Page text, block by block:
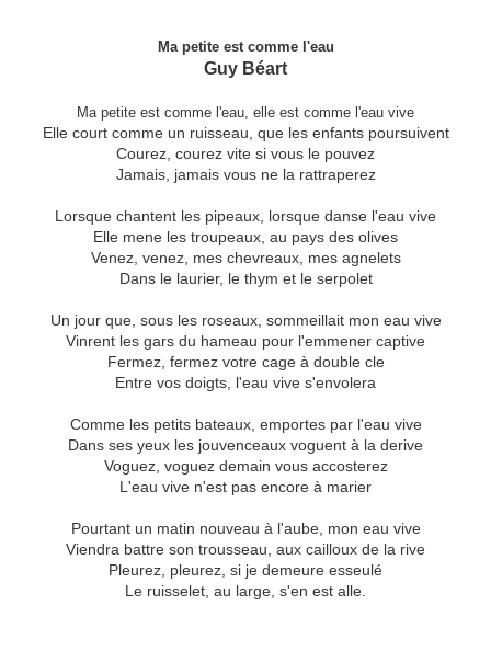
Ma petite est comme l'eau
Guy Béart
Ma petite est comme l'eau, elle est comme l'eau vive
Elle court comme un ruisseau, que les enfants poursuivent
Courez, courez vite si vous le pouvez
Jamais, jamais vous ne la rattraperez
Lorsque chantent les pipeaux, lorsque danse l'eau vive
Elle mene les troupeaux, au pays des olives
Venez, venez, mes chevreaux, mes agnelets
Dans le laurier, le thym et le serpolet
Un jour que, sous les roseaux, sommeillait mon eau vive
Vinrent les gars du hameau pour l'emmener captive
Fermez, fermez votre cage à double cle
Entre vos doigts, l'eau vive s'envolera
Comme les petits bateaux, emportes par l'eau vive
Dans ses yeux les jouvenceaux voguent à la derive
Voguez, voguez demain vous accosterez
L'eau vive n'est pas encore à marier
Pourtant un matin nouveau à l'aube, mon eau vive
Viendra battre son trousseau, aux cailloux de la rive
Pleurez, pleurez, si je demeure esseulé
Le ruisselet, au large, s'en est alle.